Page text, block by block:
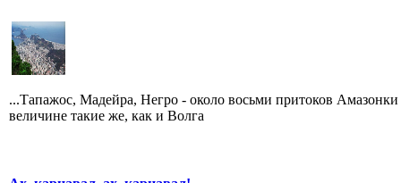
...Тапажос, Мадейра, Негро - около восьми притоков
величине такие же, как и Волга